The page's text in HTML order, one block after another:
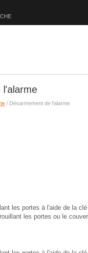
l'alarme
/ Désarmement de l'alarme
les portes à l'aide de la
les portes ou le